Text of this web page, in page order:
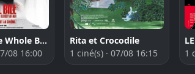
Kill Bill: The Whole Bloody Affair
08 16:00
Rita et Crocodile
1 ciné(s) · 07/08 16:15
1